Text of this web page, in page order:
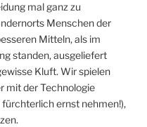
mal ganz zu
Menschen der
Mitteln, als im
standen, ausgeliefert
Kluft. Wir spielen
mit der Technologie
ernst nehmen!),